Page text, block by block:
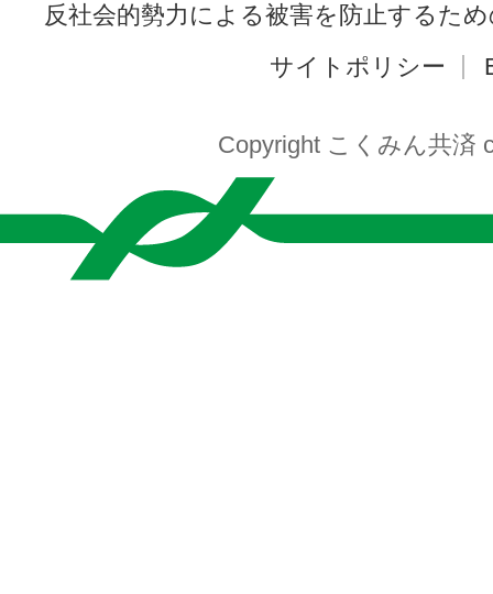
反社会的勢力による被害を防止するた
サイトポリシー
Copyright こくみん共済